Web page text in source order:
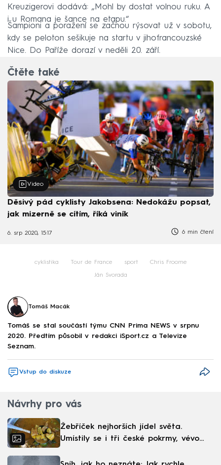
Kreuzigerovi dodává: „Mohl by dostat volnou ruku. A
i u Romana je šance na etapu.“
Šampioni a poražení se začnou rýsovat už v sobotu,
kdy se peloton sešikuje na startu v jihofrancouzské
Nice. Do Paříže dorazí v neděli 20. září.
Čtěte také
Video
Děsivý pád cyklisty Jakobsena: Nedokážu popsat,
jak mizerně se cítím, říká viník
6. srp 2020, 15:17 6 min čtení
cyklistika Tour de France sport Chris Froome
Ján Svorada
Tomáš Macák
Tomáš se stal součástí týmu CNN Prima NEWS v srpnu
2020. Předtím působil v redakci iSport.cz a Televize
Seznam.
Vstup do diskuze
Návrhy pro vás
Žebříček nejhorších jídel světa.
Umístily se i tři české pokrmy, vévodí